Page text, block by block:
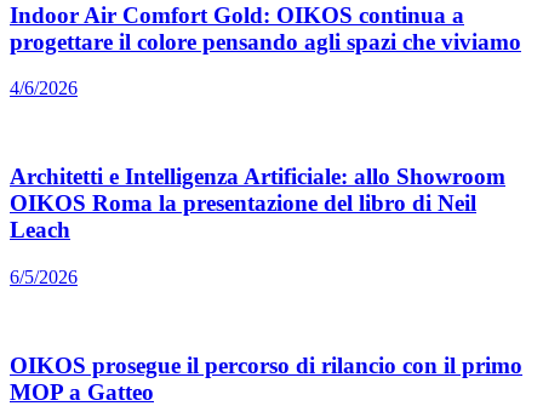
Indoor Air Comfort Gold: OIKOS continua a
progettare il colore pensando agli spazi che viviamo
4/6/2026
Architetti e Intelligenza Artificiale: allo Showroom
OIKOS Roma la presentazione del libro di Neil
Leach
6/5/2026
OIKOS prosegue il percorso di rilancio con il primo
MOP a Gatteo